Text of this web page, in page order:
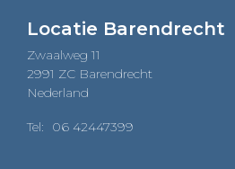
Locatie Barendrecht
Zwaalweg 11
2991 ZC Barendrecht
Nederland
Tel: 06 42447399